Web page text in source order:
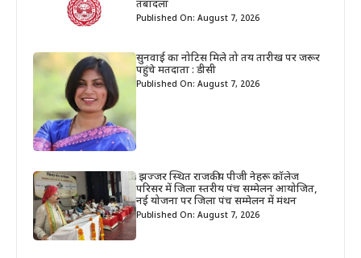
तबादला
Published On: August 7, 2026
सुनवाई का नोटिस मिले तो तय तारीख पर जरूर
पहुंचे मतदाता : डीसी
Published On: August 7, 2026
झज्जर स्थित राजकीय पीजी नेहरू कॉलेज
परिसर में जिला स्तरीय पंच सम्मेलन आयोजित,
नई योजना पर जिला पंच सम्मेलन में मंथन
Published On: August 7, 2026